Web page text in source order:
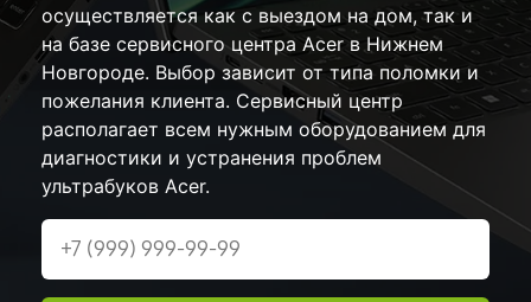
осуществляется как с выездом на дом, так и
на базе сервисного центра Acer в Нижнем
Новгороде. Выбор зависит от типа поломки и
пожелания клиента. Сервисный центр
располагает всем нужным оборудованием для
диагностики и устранения проблем
ультрабуков Acer.